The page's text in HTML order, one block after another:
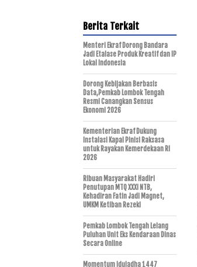
Berita Terkait
Menteri Ekraf Dorong Bandara
Jadi Etalase Produk Kreatif dan IP
Lokal Indonesia
Dorong Kebijakan Berbasis
Data,Pemkab Lombok Tengah
Resmi Canangkan Sensus
Ekonomi 2026
Kementerian Ekraf Dukung
Instalasi Kapal Pinisi Raksasa
untuk Rayakan Kemerdekaan RI
2026
Ribuan Masyarakat Hadiri
Penutupan MTQ XXXI NTB,
Kehadiran Fatin Jadi Magnet,
UMKM Ketiban Rezeki
Pemkab Lombok Tengah Lelang
Puluhan Unit Eks Kendaraan Dinas
Secara Online
Momentum Iduladha 1447